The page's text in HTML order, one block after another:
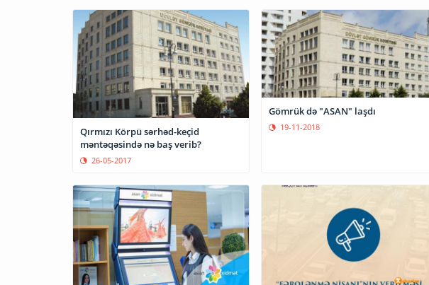
Qırmızı Körpü sərhəd-keçid
məntəqəsində nə baş verib?
26-05-2017
Gömrük də "ASAN" laşdı
19-11-2018